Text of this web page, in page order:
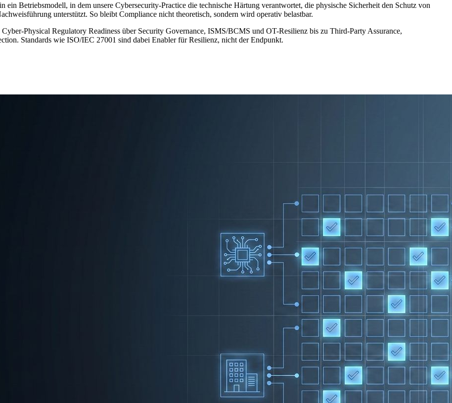
ein Betriebsmodell, in dem unsere Cybersecurity-Practice die technische Härtung verantwortet, die physische Sicherheit den Schutz von
unterstützt. So bleibt Compliance nicht theoretisch, sondern wird operativ belastbar.
Physical Regulatory Readiness über Security Governance, ISMS/BCMS und OT-Resilienz bis zu Third-Party Assurance,
Standards wie ISO/IEC 27001 sind dabei Enabler für Resilienz, nicht der Endpunkt.